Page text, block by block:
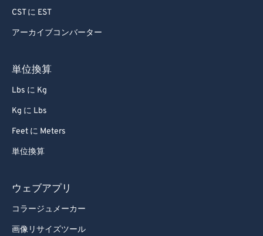
CST に EST
アーカイブコンバーター
単位換算
Lbs に Kg
Kg に Lbs
Feet に Meters
単位換算
ウェブアプリ
コラージュメーカー
画像リサイズツール